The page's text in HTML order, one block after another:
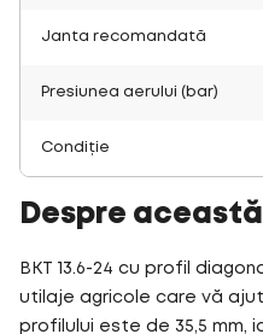
Janta recomandată
Presiunea aerului (bar)
Condiție
Despre
BKT 13.6-24 cu profil
utilaje agricole care vă
profilului este de 35,5 mm,